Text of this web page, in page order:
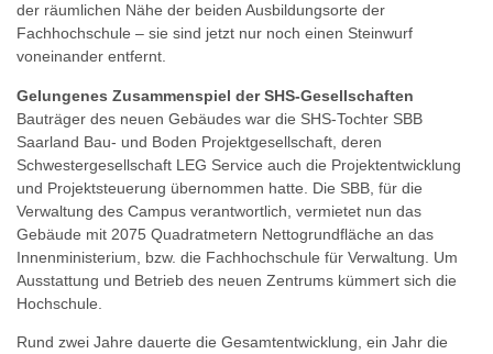
der räumlichen Nähe der beiden Ausbildungsorte der
Fachhochschule – sie sind jetzt nur noch einen Steinwurf
voneinander entfernt.
Gelungenes Zusammenspiel der SHS-Gesellschaften
Bauträger des neuen Gebäudes war die SHS-Tochter SBB
Saarland Bau- und Boden Projektgesellschaft, deren
Schwestergesellschaft LEG Service auch die Projektentwicklung
und Projektsteuerung übernommen hatte. Die SBB, für die
Verwaltung des Campus verantwortlich, vermietet nun das
Gebäude mit 2075 Quadratmetern Nettogrundfläche an das
Innenministerium, bzw. die Fachhochschule für Verwaltung. Um
Ausstattung und Betrieb des neuen Zentrums kümmert sich die
Hochschule.
Rund zwei Jahre dauerte die Gesamtentwicklung, ein Jahr die